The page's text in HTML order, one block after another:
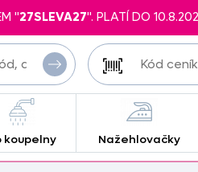
"27SLEVA27". PLATÍ DO
koupelny Nažehlovačky